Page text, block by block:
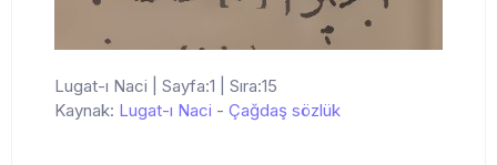
Lugat-ı Naci | Sayfa:1 | Sıra:15
Kaynak: Lugat-ı Naci - Çağdaş sözlük